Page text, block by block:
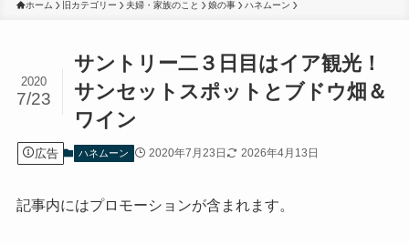
ホーム 旧カテゴリー 夫婦・家族のこと 娘の事 ハネムーン
サントリー二３日目はイア観光！
サンセットスポットとブドウ畑＆
ワイン
2020
7/23
広告 ハネムーン 2020年7月23日 2026年4月13日
記事内にはプロモーションが含まれます。